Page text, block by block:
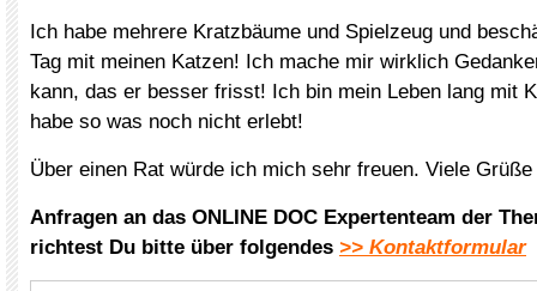
Ich habe mehrere Kratzbäume und Spielzeug und
Tag mit meinen Katzen! Ich mache mir wirklich
kann, das er besser frisst! Ich bin mein Leben lang mit
habe so was noch nicht erlebt!
Über einen Rat würde ich mich sehr freuen. Viele
Anfragen an das ONLINE DOC Expertenteam der
richtest Du bitte über folgendes >> Kontaktformular